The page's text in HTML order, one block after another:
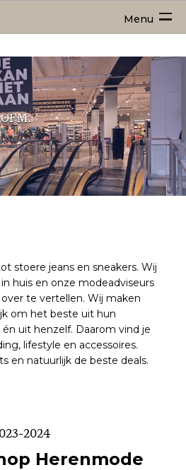
Menu
stoere jeans en sneakers. Wij
huis en onze modeadviseurs
te vertellen. Wij maken
om het beste uit hun
uit henzelf. Daarom vind je
lifestyle en accessoires.
en natuurlijk de beste deals.
2024
Herenmode